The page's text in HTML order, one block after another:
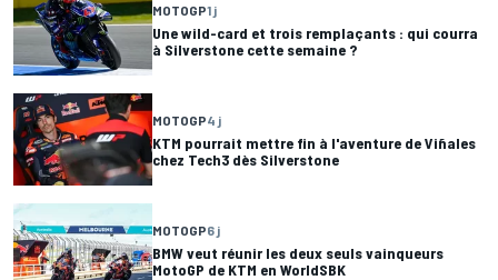
MOTOGP1 j
Une wild-card et trois remplaçants : qui courra
à Silverstone cette semaine ?
MOTOGP4 j
KTM pourrait mettre fin à l'aventure de Viñales
chez Tech3 dès Silverstone
MOTOGP6 j
BMW veut réunir les deux seuls vainqueurs
MotoGP de KTM en WorldSBK